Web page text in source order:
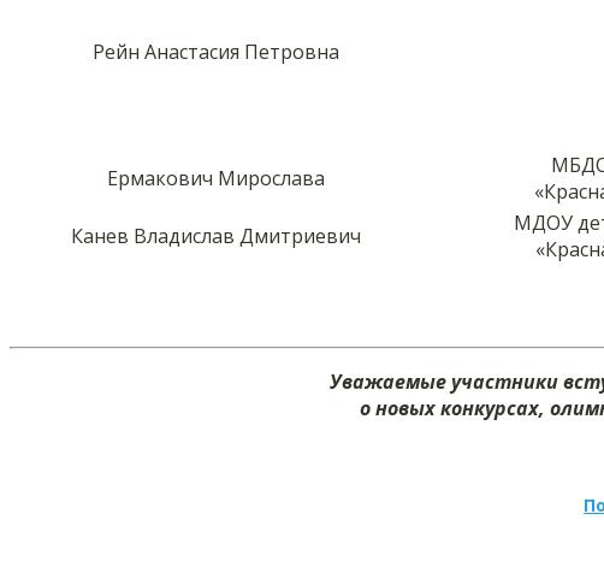
Рейн Анастасия Петровна
Ермакович Мирослава
Канев Владислав Дмитриевич
МДОУ
Уважаемые участники
о новых конкурсах,